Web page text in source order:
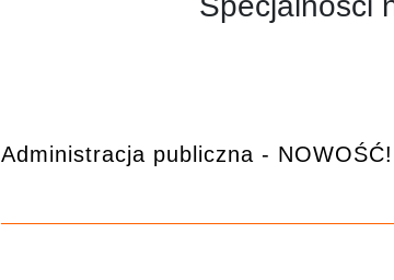
Administracja publiczna - NOWOŚĆ!